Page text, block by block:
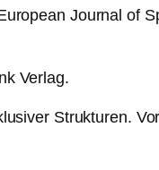
Journal of
Verlag.
Strukturen.